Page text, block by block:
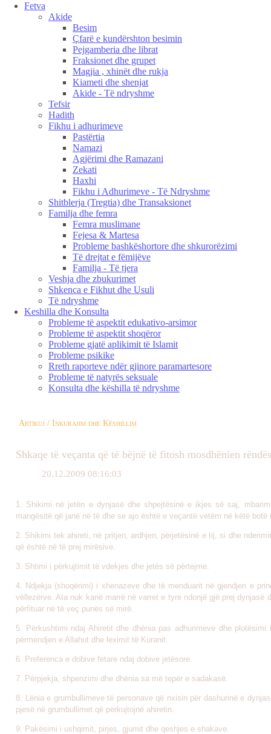
Fetva
Akide
Besim
Çfarë e kundërshton besimin
Pejgamberia dhe librat
Fraksionet dhe grupet
Magjia , xhinët dhe rukja
Kiameti dhe shenjat
Akide - Të ndryshme
Tefsir
Hadith
Fikhu i adhurimeve
Pastërtia
Namazi
Agjërimi dhe Ramazani
Zekati
Haxhi
Fikhu i Adhurimeve - Të Ndryshme
Shitblerja (Tregtia) dhe Transaksionet
Familja dhe femra
Femra muslimane
Fejesa & Martesa
Probleme bashkëshortore dhe shkurorëzimi
Të drejtat e fëmijëve
Familja - Të tjera
Veshja dhe zbukurimet
Shkenca e Fikhut dhe Usuli
Të ndryshme
Keshilla dhe Konsulta
Probleme të aspektit edukativo-arsimor
Probleme të aspektit shoqëror
Probleme gjatë aplikimit të Islamit
Probleme psikike
Rreth raporteve ndër gjinore paramartesore
Probleme të natyrës seksuale
Konsulta dhe këshilla të ndryshme
Artikuj / Inkurajim dhe Këshillim
Shkaqe të veçanta që të bëjnë të fitosh mosdhënien
20.12.2009 08:16:03
1. Shikimi në jetën e dynjasë dhe shpejtësinë e ikjes së saj,
mangësitë që janë në të dhe se ajo është e veçantë vetëm në këtë botë
2. Shikimi tek ahireti, në pritjen, ardhjen, përjetësinë e tij, si dhe
që është në të prej mirësive.
3. Shtimi i përkujtimit të vdekjes dhe jetës së përtejme.
4. Ndjekja (shoqërimi) i xhenazeve dhe të menduarit në gjendjen e
vëllezërve. Ata nuk kanë marrë në varret e tyre ndonjë gjë prej dynjasë
përfituar në të veç punës së mirë.
5. Përkushtimi ndaj Ahiretit dhe dhënia pas adhurimeve dhe plotësimi
përmendjen e Allahut dhe leximit të Kuranit.
6. Preferenca e dobive fetare ndaj dobive jetësore.
7. Përpjekja, shpenzimi dhe dhënia sa më tepër e sadakasë.
8. Lënia e grumbullimeve të personave që nxisin për dashurinë e
pjesë në grumbullimet që përkujtojnë ahiretin.
9. Pakësimi i ushqimit, pirjes, gjumit dhe qeshjes e shakave.